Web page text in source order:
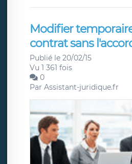
Modifier
contrat sans
Publié le 20/02/15
Vu 1 361 fois
0
Par Assistant-juridique.fr